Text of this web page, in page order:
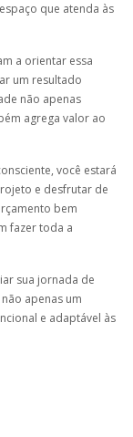
que atenda às
a orientar essa
um resultado
não apenas
agrega valor ao
você estará
e desfrutar de
bem
fazer toda a
sua jornada de
apenas um
e adaptável às